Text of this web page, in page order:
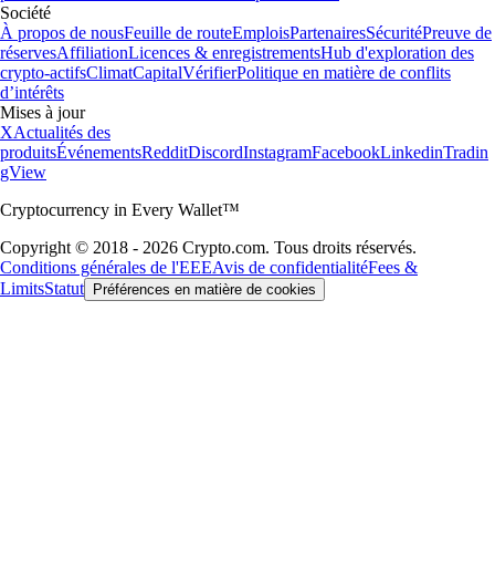
Société
À propos de nousFeuille de routeEmploisPartenairesSécuritéPreuve de
réservesAffiliationLicences & enregistrementsHub d'exploration des
crypto-actifsClimatCapitalVérifierPolitique en matière de conflits
d’intérêts
Mises à jour
XActualités des
produitsÉvénementsRedditDiscordInstagramFacebookLinkedinTradin
gView
Cryptocurrency in Every Wallet™
Copyright © 2018 - 2026 Crypto.com. Tous droits réservés.
Conditions générales de l'EEEAvis de confidentialitéFees &
LimitsStatut Préférences en matière de cookies